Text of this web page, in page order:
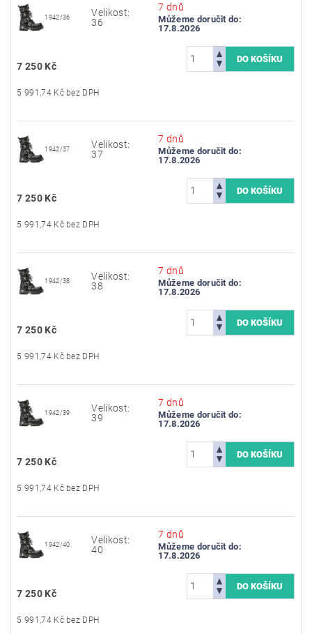
1942/36
Velikost:
36
7 dnů
Můžeme doručit do:
17.8.2026
7 250 Kč
5 991,74 Kč bez DPH
1942/37
Velikost:
37
7 dnů
Můžeme doručit do:
17.8.2026
7 250 Kč
5 991,74 Kč bez DPH
1942/38
Velikost:
38
7 dnů
Můžeme doručit do:
17.8.2026
7 250 Kč
5 991,74 Kč bez DPH
1942/39
Velikost:
39
7 dnů
Můžeme doručit do:
17.8.2026
7 250 Kč
5 991,74 Kč bez DPH
1942/40
Velikost:
40
7 dnů
Můžeme doručit do:
17.8.2026
7 250 Kč
5 991,74 Kč bez DPH